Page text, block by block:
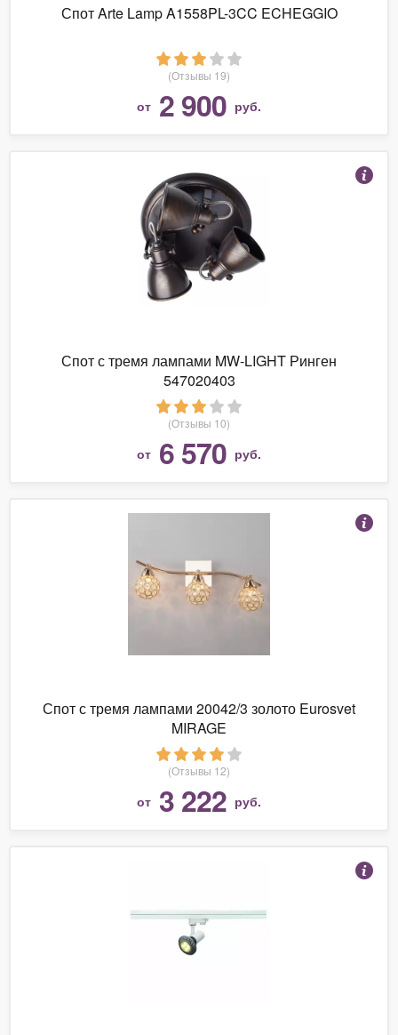
Спот Arte Lamp A1558PL-3CC ECHEGGIO
(Отзывы 19)
от 2 900 руб.
Спот с тремя лампами MW-LIGHT Ринген
547020403
(Отзывы 10)
от 6 570 руб.
Спот с тремя лампами 20042/3 золото Eurosvet
MIRAGE
(Отзывы 12)
от 3 222 руб.